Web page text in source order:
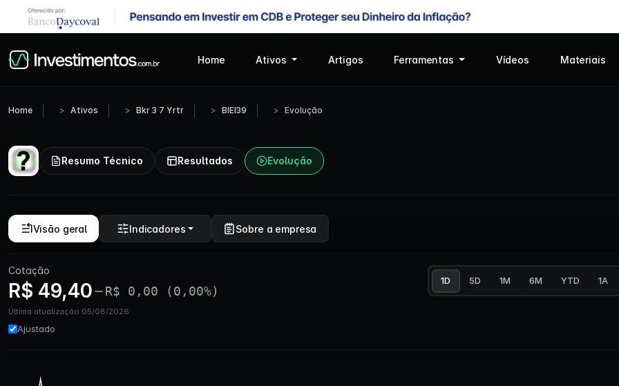
Home Ativos Artigos Ferramentas Vídeos Materiais
Home Ativos Bkr 3 7 Yrtr BIEI39 Evolução
Resumo Técnico Resultados Evolução
Visão geral Indicadores Sobre a empresa
Cotação
R$ 49,40 R$ 0,00 (0,00%)
Última atualização 05/08/2026
Ajustado
1D 5D 1M 6M YTD 1A